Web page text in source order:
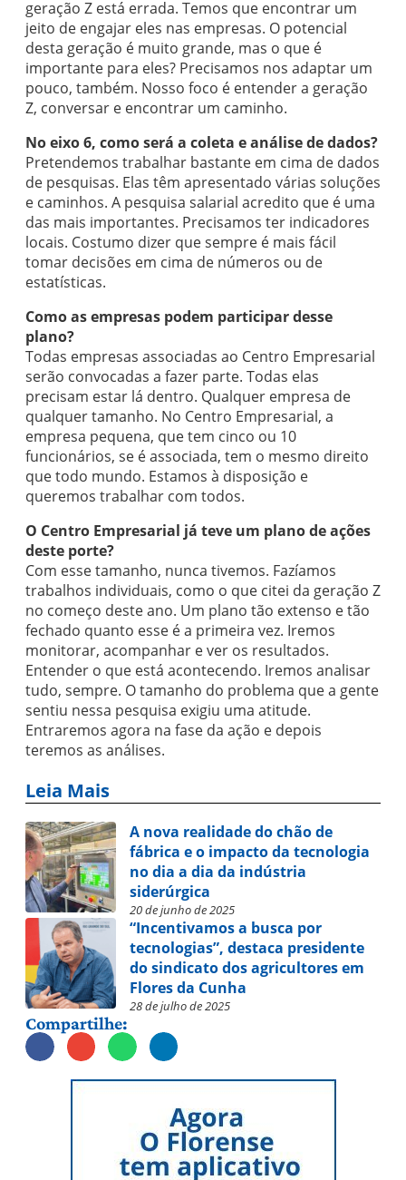
geração Z está errada. Temos que encontrar um
jeito de engajar eles nas empresas. O potencial
desta geração é muito grande, mas o que é
importante para eles? Precisamos nos adaptar um
pouco, também. Nosso foco é entender a geração
Z, conversar e encontrar um caminho.
No eixo 6, como será a coleta e análise de dados?
Pretendemos trabalhar bastante em cima de dados
de pesquisas. Elas têm apresentado várias soluções
e caminhos. A pesquisa salarial acredito que é uma
das mais importantes. Precisamos ter indicadores
locais. Costumo dizer que sempre é mais fácil
tomar decisões em cima de números ou de
estatísticas.
Como as empresas podem participar desse
plano?
Todas empresas associadas ao Centro Empresarial
serão convocadas a fazer parte. Todas elas
precisam estar lá dentro. Qualquer empresa de
qualquer tamanho. No Centro Empresarial, a
empresa pequena, que tem cinco ou 10
funcionários, se é associada, tem o mesmo direito
que todo mundo. Estamos à disposição e
queremos trabalhar com todos.
O Centro Empresarial já teve um plano de ações
deste porte?
Com esse tamanho, nunca tivemos. Fazíamos
trabalhos individuais, como o que citei da geração Z
no começo deste ano. Um plano tão extenso e tão
fechado quanto esse é a primeira vez. Iremos
monitorar, acompanhar e ver os resultados.
Entender o que está acontecendo. Iremos analisar
tudo, sempre. O tamanho do problema que a gente
sentiu nessa pesquisa exigiu uma atitude.
Entraremos agora na fase da ação e depois
teremos as análises.
Leia Mais
A nova realidade do chão de
fábrica e o impacto da tecnologia
no dia a dia da indústria
siderúrgica
20 de junho de 2025
“Incentivamos a busca por
tecnologias”, destaca presidente
do sindicato dos agricultores em
Flores da Cunha
28 de julho de 2025
Compartilhe: